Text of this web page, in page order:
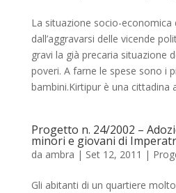
La situazione socio-economica
dall’aggravarsi delle vicende
gravi la già precaria situazione
poveri. A farne le spese sono i
bambini.Kirtipur è una cittadina
Progetto n. 24/2002 –
minori e giovani di
da ambra | Set 12, 2011 |
Gli abitanti di un quartiere